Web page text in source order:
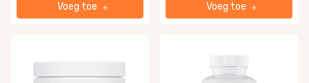
+
Voeg toe +
Voeg toe